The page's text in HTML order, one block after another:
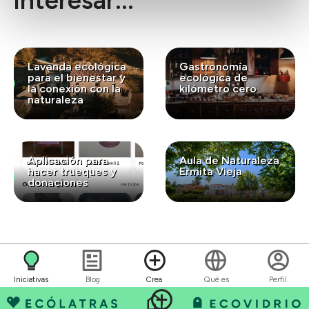
Iniciativas Blog Crea Qué es Perfil
Lavanda ecológica
para el bienestar y
la conexión con la
naturaleza
Gastronomía
ecológica de
kilómetro cero
Aplicación para
hacer trueques y
donaciones
Aula de Naturaleza
Ermita Vieja